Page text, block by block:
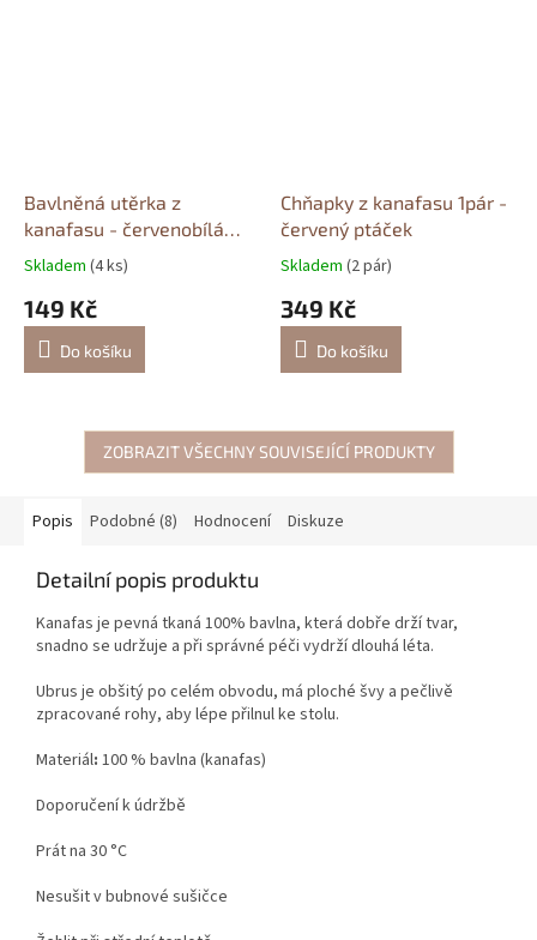
Bavlněná utěrka z
kanafasu - červenobílá
kostka
Skladem (4 ks)
149 Kč
Do košíku
Chňapky z kanafasu 1pár -
červený ptáček
Skladem (2 pár)
349 Kč
Do košíku
ZOBRAZIT VŠECHNY SOUVISEJÍCÍ PRODUKTY
Popis Podobné (8) Hodnocení Diskuze
Detailní popis produktu
Kanafas je pevná tkaná 100% bavlna, která dobře drží tvar,
snadno se udržuje a při správné péči vydrží dlouhá léta.
Ubrus je obšitý po celém obvodu, má ploché švy a pečlivě
zpracované rohy, aby lépe přilnul ke stolu.
Materiál: 100 % bavlna (kanafas)
Doporučení k údržbě
Prát na 30 °C
Nesušit v bubnové sušičce